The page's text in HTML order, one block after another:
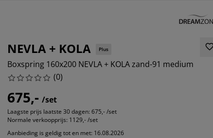
NEVLA + KOLA Plus
Boxspring 160x200 NEVLA + KOLA zand-91 medium
(0)
675,- /set
Laagste prijs laatste 30 dagen: 675,- /set
Normale verkoopprijs: 1129,- /set
Aanbieding is geldig tot en met: 16.08.2026